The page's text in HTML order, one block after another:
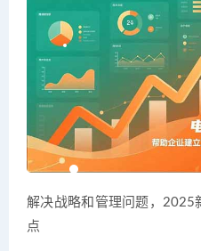
解决战略和管理问题，2025
点